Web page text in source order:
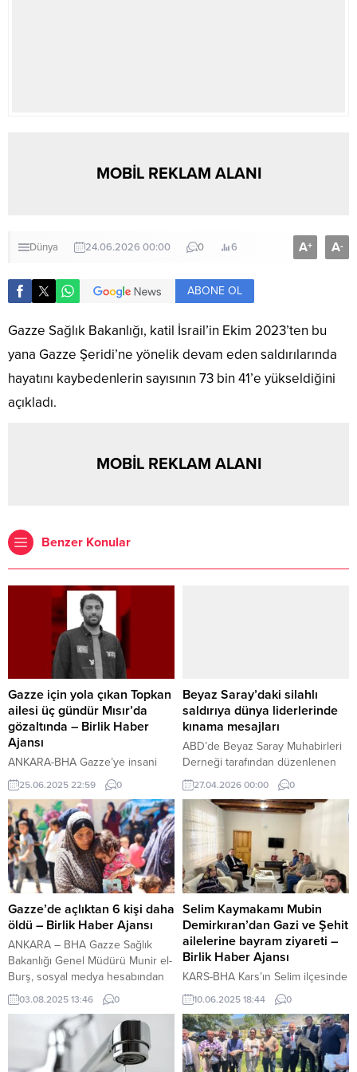
MOBİL REKLAM ALANI
Dünya 24.06.2026 00:00 0 6 A+ A-
ABONE OL
Gazze Sağlık Bakanlığı, katil İsrail’in Ekim 2023’ten bu
yana Gazze Şeridi’ne yönelik devam eden saldırılarında
hayatını kaybedenlerin sayısının 73 bin 41’e yükseldiğini
açıkladı.
MOBİL REKLAM ALANI
Benzer Konular
Gazze için yola çıkan Topkan
ailesi üç gündür Mısır’da
gözaltında – Birlik Haber
Ajansı
ANKARA-BHA Gazze’ye insani
yardım ulaştırmak amacıyla Mısır’a
giden Yedi Başak İnsani Yardım
Derneği Temsilcisi Ali Rıza Topkan
(36) ve ailesi, Kahire
Havalimanı’nda 3 gün önce
gerekçe gösterilmeden gözaltına
alındı. Topkan’ın eşi Rahime
Topkan (38) ile çocukları Zeynep
(8), Meryem (6), Ebubekir (4) ve 7
aylık Aksa’dan o günden beri
haber...
25.06.2025 22:59 0
Beyaz Saray’daki silahlı
saldırıya dünya liderlerinde
kınama mesajları
ABD’de Beyaz Saray Muhabirleri
Derneği tarafından düzenlenen
yemekte yaşanan silahlı saldırı,
uluslararası kamuoyunda geniş
yankı uyandırdı. Dünya liderleri,
sosyal medya üzerinden yaptıkları
açıklamalarla saldırıyı kınarken,
etkinliğe katılanların güvende
olmasından duydukları
memnuniyeti dile getirdi.
27.04.2026 00:00 0
Gazze’de açlıktan 6 kişi daha
öldü – Birlik Haber Ajansı
ANKARA – BHA Gazze Sağlık
Bakanlığı Genel Müdürü Munir el-
Burş, sosyal medya hesabından
yaptığı açıklamada, açlık
nedeniyle yaşamını yitirenlerin
sayısının 93’ü çocuk olmak üzere
175’e yükseldiğini duyurdu.
Yardım bekleyen sivillere ateş
03.08.2025 13:46 0
Selim Kaymakamı Mubin
Demirkıran’dan Gazi ve Şehit
ailelerine bayram ziyareti –
Birlik Haber Ajansı
KARS-BHA Kars’ın Selim ilçesinde
Kaymakam Mubin Demirkıran,
Kurban Bayramı dolayısıyla Gazi
ve Şehit ailelerini ziyaret ederek
bayramlarını kutladı. Vatan için
canlarını feda eden şehitlerimizin
10.06.2025 18:44 0